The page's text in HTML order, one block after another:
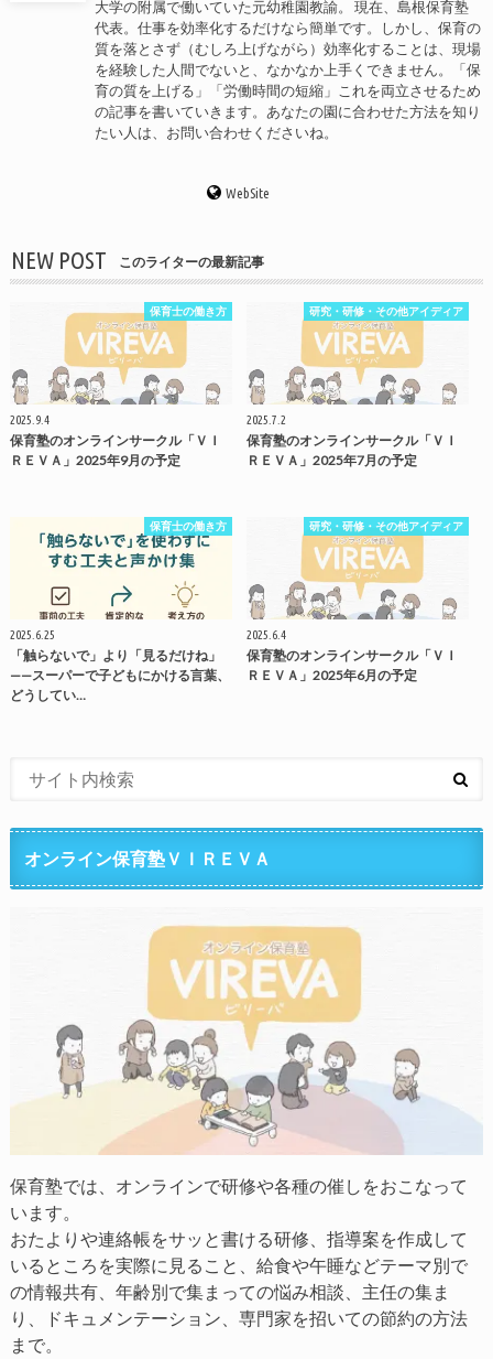
大学の附属で働いていた元幼稚園教諭。 現在、島根保育塾
代表。仕事を効率化するだけなら簡単です。しかし、保育の
質を落とさず（むしろ上げながら）効率化することは、現場
を経験した人間でないと、なかなか上手くできません。「保
育の質を上げる」「労働時間の短縮」これを両立させるため
の記事を書いていきます。あなたの園に合わせた方法を知り
たい人は、お問い合わせくださいね。
WebSite
NEW POST このライターの最新記事
保育士の働き方
2025.9.4
保育塾のオンラインサークル「ＶＩ
ＲＥＶＡ」2025年9月の予定
研究・研修・その他アイディア
2025.7.2
保育塾のオンラインサークル「ＶＩ
ＲＥＶＡ」2025年7月の予定
保育士の働き方
2025.6.25
「触らないで」より「見るだけね」
——スーパーで子どもにかける言葉、
どうしてい…
研究・研修・その他アイディア
2025.6.4
保育塾のオンラインサークル「ＶＩ
ＲＥＶＡ」2025年6月の予定
オンライン保育塾ＶＩＲＥＶＡ
保育塾では、オンラインで研修や各種の催しをおこなって
います。
おたよりや連絡帳をサッと書ける研修、指導案を作成して
いるところを実際に見ること、給食や午睡などテーマ別で
の情報共有、年齢別で集まっての悩み相談、主任の集ま
り、ドキュメンテーション、専門家を招いての節約の方法
まで。